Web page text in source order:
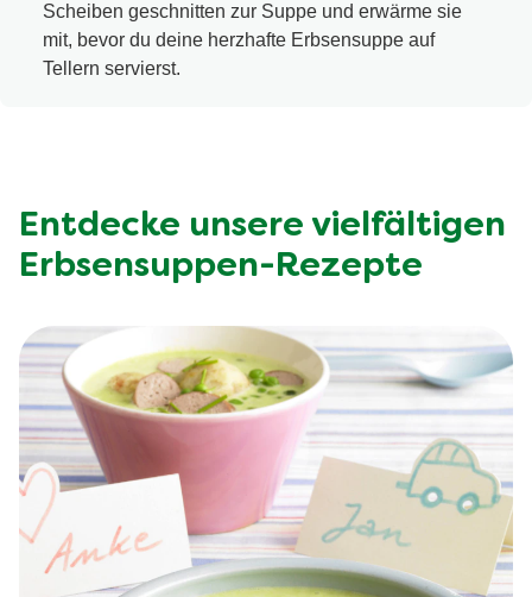
Scheiben geschnitten zur Suppe und erwärme sie
mit, bevor du deine herzhafte Erbsensuppe auf
Tellern servierst.
Entdecke unsere vielfältigen
Erbsensuppen-Rezepte